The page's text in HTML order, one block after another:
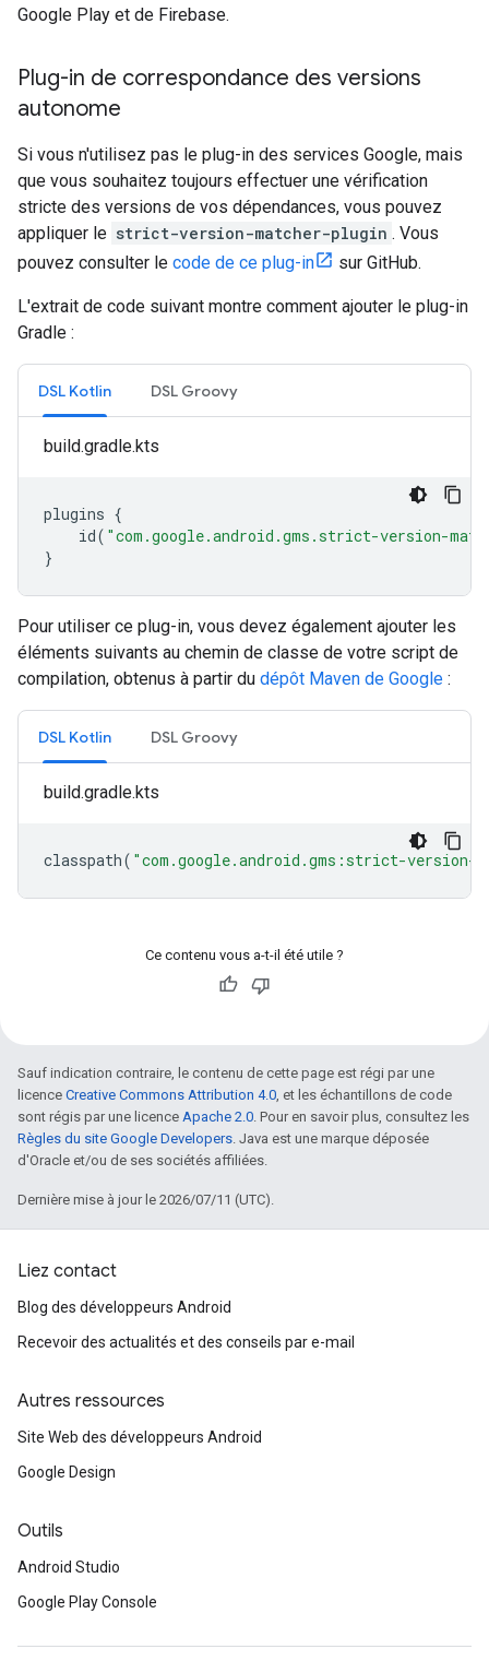
Google Play et de Firebase.
Plug-in de correspondance des versions
autonome
Si vous n'utilisez pas le plug-in des services Google, mais
que vous souhaitez toujours effectuer une vérification
stricte des versions de vos dépendances, vous pouvez
appliquer le strict-version-matcher-plugin . Vous
pouvez consulter le code de ce plug-in sur GitHub.
L'extrait de code suivant montre comment ajouter le plug-in
Gradle :
DSL Kotlin DSL Groovy
build.gradle.kts
plugins {
id( "com.google.android.gms.strict-version-
}
Pour utiliser ce plug-in, vous devez également ajouter les
éléments suivants au chemin de classe de votre script de
compilation, obtenus à partir du dépôt Maven de Google :
DSL Kotlin DSL Groovy
build.gradle.kts
classpath( "com.google.android.gms:strict-version-
Ce contenu vous a-t-il été utile ?
Sauf indication contraire, le contenu de cette page est régi par une
licence Creative Commons Attribution 4.0, et les échantillons de code
sont régis par une licence Apache 2.0. Pour en savoir plus, consultez les
Règles du site Google Developers. Java est une marque déposée
d'Oracle et/ou de ses sociétés affiliées.
Dernière mise à jour le 2026/07/11 (UTC).
Liez contact
Blog des développeurs Android
Recevoir des actualités et des conseils par e-mail
Autres ressources
Site Web des développeurs Android
Google Design
Outils
Android Studio
Google Play Console